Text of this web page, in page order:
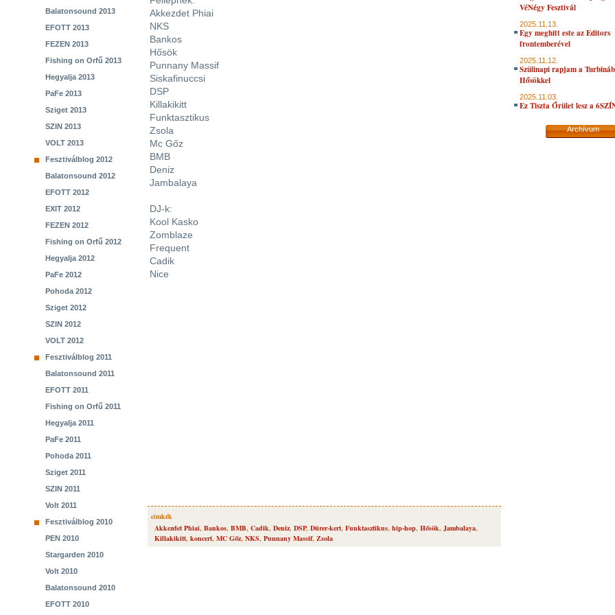
Balatonsound 2013
EFOTT 2013
FEZEN 2013
Fishing on Orfű 2013
Hegyalja 2013
PaFe 2013
Sziget 2013
SZIN 2013
VOLT 2013
Fesztiválblog 2012
Balatonsound 2012
EFOTT 2012
EXIT 2012
FEZEN 2012
Fishing on Orfű 2012
Hegyalja 2012
PaFe 2012
Pohoda 2012
Sziget 2012
SZIN 2012
VOLT 2012
Fesztiválblog 2011
Balatonsound 2011
EFOTT 2011
Fishing on Orfű 2011
Hegyalja 2011
PaFe 2011
Pohoda 2011
Sziget 2011
SZIN 2011
Volt 2011
Fesztiválblog 2010
PEN 2010
Stargarden 2010
Volt 2010
Balatonsound 2010
EFOTT 2010
Akkezdet Phiai
NKS
Bankos
Hősök
Punnany Massif
Siskafinuccsi
DSP
Killakikitt
Funktasztikus
Zsola
Mc Gőz
BMB
Deniz
Jambalaya
DJ-k:
Kool Kasko
Zomblaze
Frequent
Cadik
Nice
cimkék
Akkezdet Phiai, Bankos, BMB, Cadik, Deniz, DSP, Dürer-kert, Funktasztikus, hip-hop, Hősök, Jambalaya,
Killakikitt, koncert, MC Gőz, NKS, Punnany Massif, Zsola
VéNégy Fesztivál
2025.11.13.
Egy meghitt este az Editors
frontemberével
2025.11.12.
Szülinapi rapjam a
Hősökkel
2025.11.03.
Ez Tiszta Őrület lesz a
Archívum